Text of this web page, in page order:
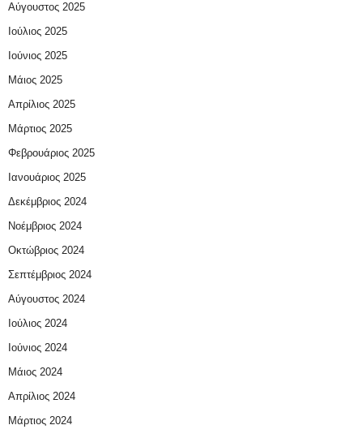
Αύγουστος 2025
Ιούλιος 2025
Ιούνιος 2025
Μάιος 2025
Απρίλιος 2025
Μάρτιος 2025
Φεβρουάριος 2025
Ιανουάριος 2025
Δεκέμβριος 2024
Νοέμβριος 2024
Οκτώβριος 2024
Σεπτέμβριος 2024
Αύγουστος 2024
Ιούλιος 2024
Ιούνιος 2024
Μάιος 2024
Απρίλιος 2024
Μάρτιος 2024